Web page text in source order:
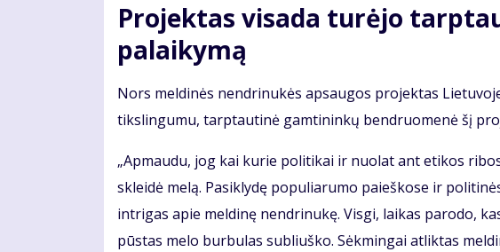
Projektas visada turėjo
palaikymą
Nors meldinės nendrinukės apsaugos projektas
tikslingumu, tarptautinė gamtininkų bendruomenė šį
„Apmaudu, jog kai kurie politikai ir nuolat ant etikos
skleidė melą. Pasiklydę populiarumo paieškose ir
intrigas apie meldinę nendrinukę. Visgi, laikas parodo,
pūstas melo burbulas subliuško. Sėkmingai atliktas